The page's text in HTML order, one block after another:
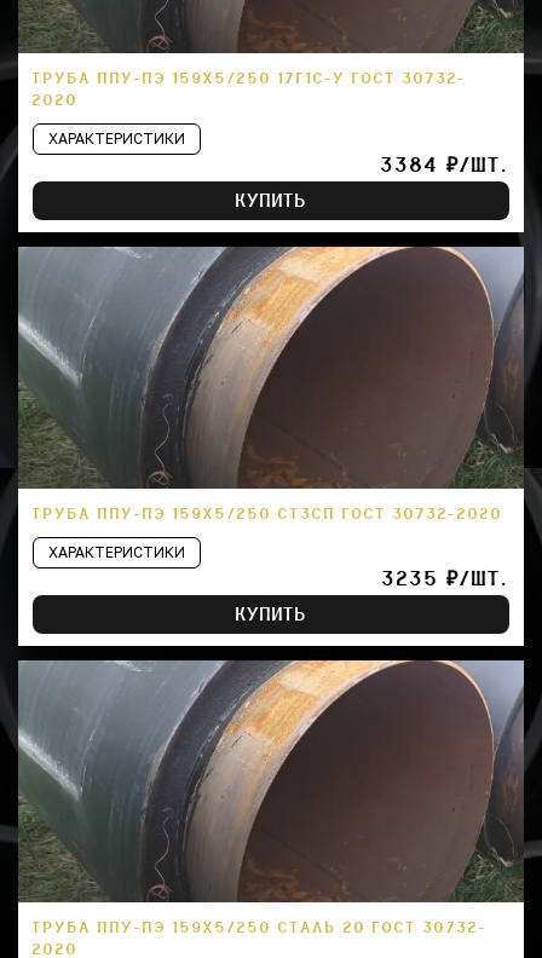
ТРУБА ППУ-ПЭ 159Х5/250 17Г1С-У ГОСТ 30732-
2020
ХАРАКТЕРИСТИКИ
3384 ₽/ШТ.
КУПИТЬ
ТРУБА ППУ-ПЭ 159Х5/250 СТ3СП ГОСТ 30732-2020
ХАРАКТЕРИСТИКИ
3235 ₽/ШТ.
КУПИТЬ
ТРУБА ППУ-ПЭ 159Х5/250 СТАЛЬ 20 ГОСТ 30732-
2020